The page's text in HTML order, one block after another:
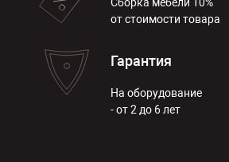
от стоимости товара
Гарантия
На оборудование
- от 2 до 6 лет